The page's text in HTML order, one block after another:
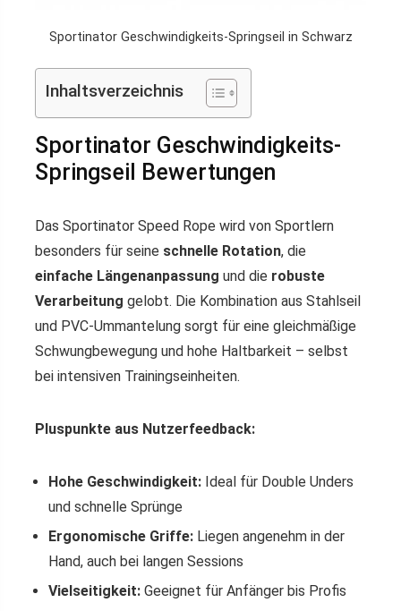
Sportinator Geschwindigkeits-Springseil in Schwarz
Inhaltsverzeichnis
Sportinator Geschwindigkeits-
Springseil Bewertungen
Das Sportinator Speed Rope wird von Sportlern
besonders für seine schnelle Rotation, die
einfache Längenanpassung und die robuste
Verarbeitung gelobt. Die Kombination aus Stahlseil
und PVC-Ummantelung sorgt für eine gleichmäßige
Schwungbewegung und hohe Haltbarkeit – selbst
bei intensiven Trainingseinheiten.
Pluspunkte aus Nutzerfeedback:
Hohe Geschwindigkeit: Ideal für Double Unders
und schnelle Sprünge
Ergonomische Griffe: Liegen angenehm in der
Hand, auch bei langen Sessions
Vielseitigkeit: Geeignet für Anfänger bis Profis